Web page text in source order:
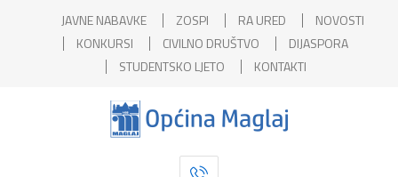
JAVNE NABAVKE ZOSPI RA URED
NOVOSTI
KONKURSI
CIVILNO DRUŠTVO
DIJASPORA
STUDENTSKO LJETO
KONTAKTI